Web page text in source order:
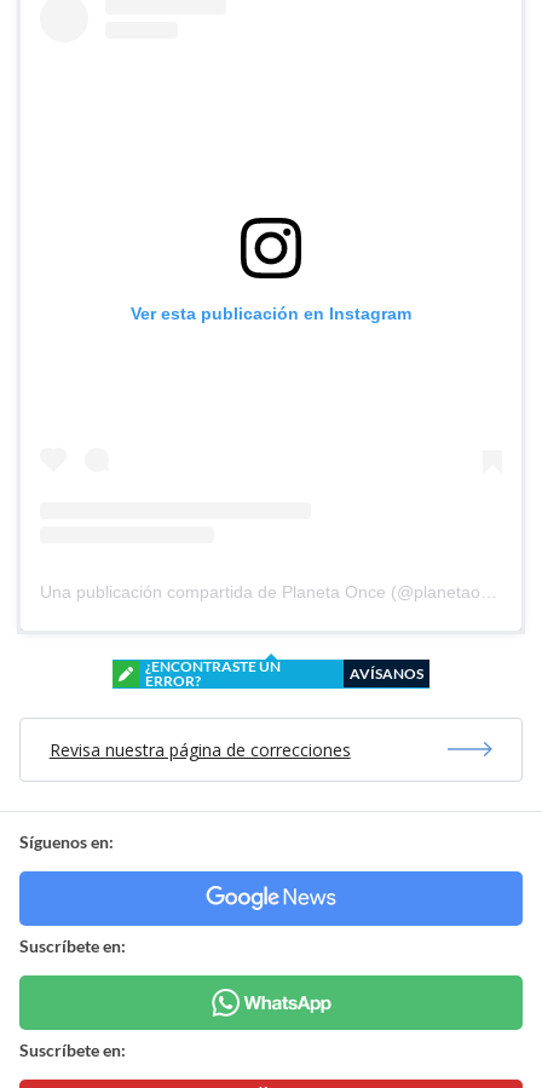
Ver esta publicación en Instagram
¿ENCONTRASTE UN
ERROR?
AVÍSANOS
Revisa nuestra página de correcciones
Síguenos en:
Suscríbete en:
Suscríbete en: